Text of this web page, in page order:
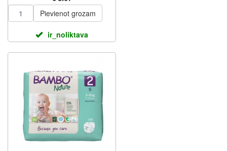
Pievienot grozam
ir_noliktava